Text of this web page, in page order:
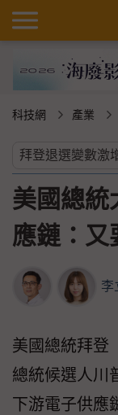
科技網 產業
美國總
應鏈：又
李
美國總統拜登
總統候選人川
下游電子供應